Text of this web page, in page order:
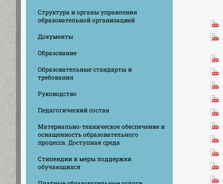
Структура и органы управления
образовательной организацией
Документы
Образование
Образовательные стандарты и
требования
Руководство
Педагогический состав
Материально-техническое обеспечение и
оснащенность образовательного
процесса. Доступная среда
Стипендии и меры поддержки
обучающихся